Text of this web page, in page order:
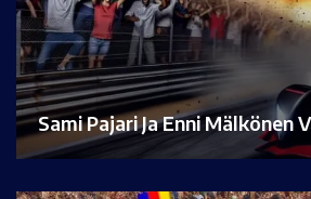
Sami Pajari Ja Enni